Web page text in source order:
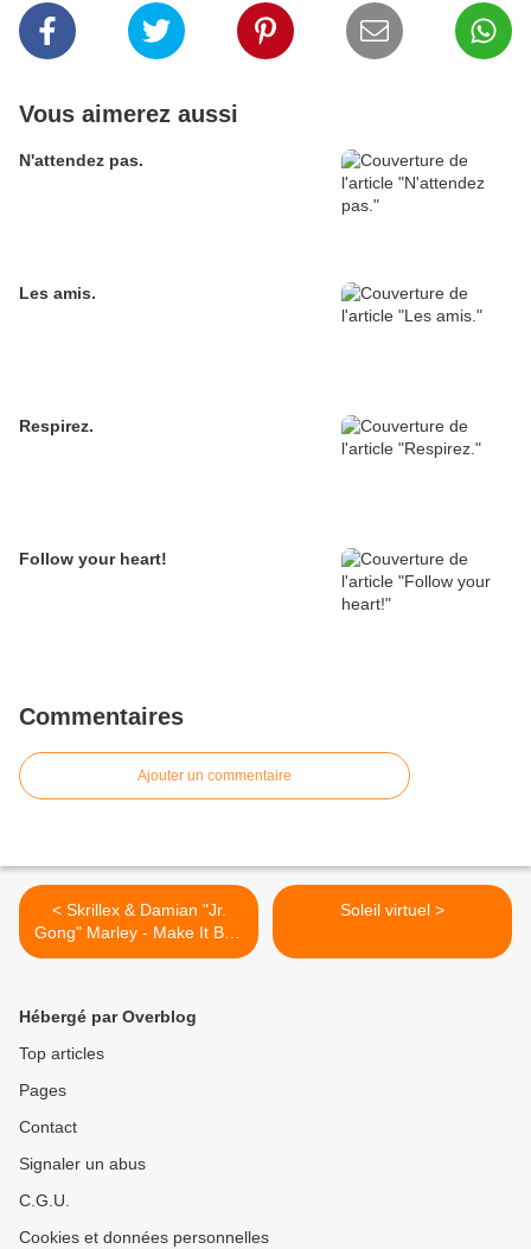
Vous aimerez aussi
N'attendez pas.
Les amis.
Respirez.
Follow your heart!
Commentaires
Ajouter un commentaire
< Skrillex & Damian "Jr.
Gong" Marley - Make It Bun
Dem
Soleil virtuel >
Hébergé par Overblog
Top articles
Pages
Contact
Signaler un abus
C.G.U.
Cookies et données personnelles